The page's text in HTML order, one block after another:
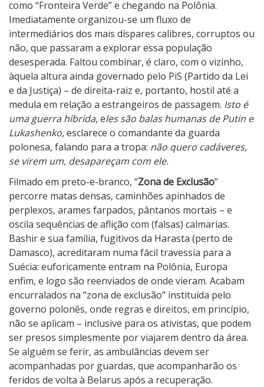
como “Fronteira Verde” e chegando na Polônia.
Imediatamente organizou-se um fluxo de
intermediários dos mais díspares calibres, corruptos ou
não, que passaram a explorar essa população
desesperada. Faltou combinar, é claro, com o vizinho,
àquela altura ainda governado pelo PiS (Partido da Lei
e da Justiça) – de direita-raiz e, portanto, hostil até a
medula em relação a estrangeiros de passagem. Isto é
uma guerra híbrida, eles são balas humanas de Putin e
Lukashenko, esclarece o comandante da guarda
polonesa, falando para a tropa: não quero cadáveres,
se virem um, desapareçam com ele.
Filmado em preto-e-branco, “Zona de Exclusão”
percorre matas densas, caminhões apinhados de
perplexos, arames farpados, pântanos mortais – e
oscila sequências de aflição com (falsas) calmarias.
Bashir e sua família, fugitivos da Harasta (perto de
Damasco), acreditaram numa fácil travessia para a
Suécia: euforicamente entram na Polônia, Europa
enfim, e logo são reenviados de onde vieram. Acabam
encurralados na “zona de exclusão” instituída pelo
governo polonês, onde regras e direitos, em princípio,
não se aplicam – inclusive para os ativistas, que podem
ser presos simplesmente por viajarem dentro da área.
Se alguém se ferir, as ambulâncias devem ser
acompanhadas por guardas, que acompanharão os
feridos de volta à Belarus após a recuperação.